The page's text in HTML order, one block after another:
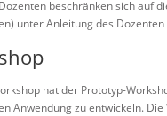
beschränken sich auf
unter Anleitung des
hat der Prototyp-
Anwendung zu entwickeln.